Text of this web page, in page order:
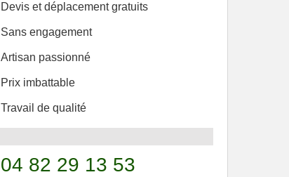
Devis et déplacement gratuits
Sans engagement
Artisan passionné
Prix imbattable
Travail de qualité
04 82 29 13 53